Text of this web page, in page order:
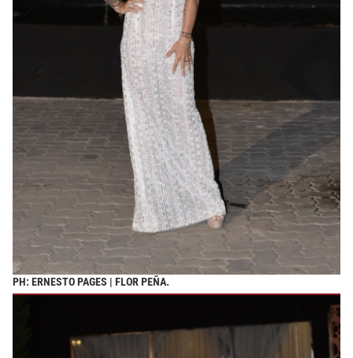
PH: ERNESTO PAGES | FLOR PEÑA.